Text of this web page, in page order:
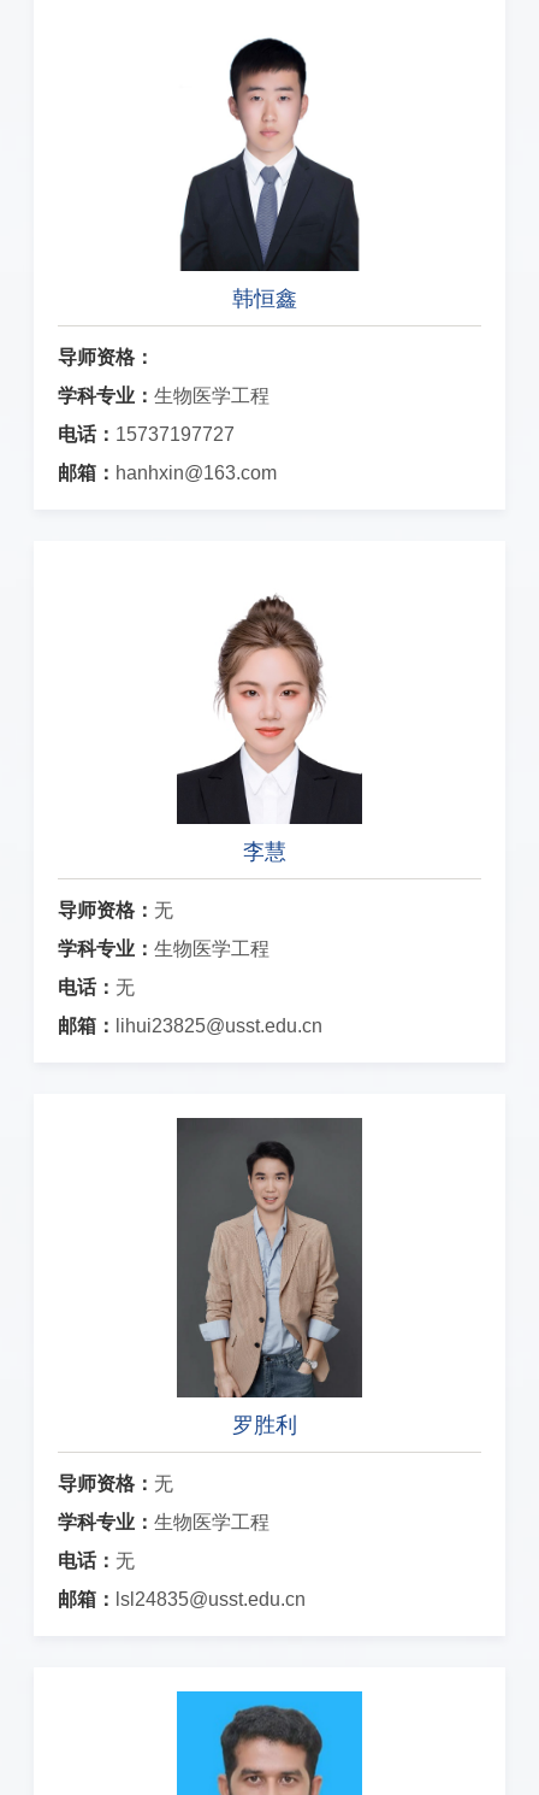
韩恒鑫
导师资格：
学科专业： 生物医学工程
电话： 15737197727
邮箱： hanhxin@163.com
李慧
导师资格： 无
学科专业： 生物医学工程
电话： 无
邮箱：
lihui23825@usst.edu.cn
罗胜利
导师资格： 无
学科专业： 生物医学工程
电话： 无
邮箱： lsl24835@usst.edu.cn